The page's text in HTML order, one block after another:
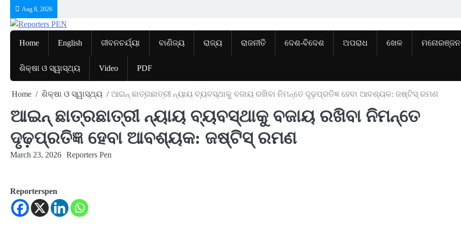
content
Aug 8, 2026
Home English ଜୀବନଚର୍ଯ୍ୟା ବାଣିଜ୍ୟ ରାଜ୍ୟ ରାଜନୀତି ଦେଶ-ବିଦେଶ ଅପରାଧ ଖେଳ ମନୋରଞ୍ଜନ
ଶିକ୍ଷା ଓ ସ୍ୱାସ୍ଥ୍ୟ Video PDF
Home ଶିକ୍ଷା ଓ ସ୍ୱାସ୍ଥ୍ୟ ଆଇନ୍ ଛାତ୍ରଛାତ୍ରୀ ନ୍ୟାୟ ବ୍ୟବସ୍ଥାକୁ ବଜାୟ ରଖିବା ନିମନ୍ତେ ଦୃଢ଼ପ୍ରତିଜ୍ଞ ହେବା ଆବଶ୍ୟକ: ଜଷ୍ଟିସ୍ ରମଣ
ଆଇନ୍ ଛାତ୍ରଛାତ୍ରୀ ନ୍ୟାୟ ବ୍ୟବସ୍ଥାକୁ ବଜାୟ ରଖିବା ନିମନ୍ତେ
ଦୃଢ଼ପ୍ରତିଜ୍ଞ ହେବା ଆବଶ୍ୟକ: ଜଷ୍ଟିସ୍ ରମଣ
March 23, 2026 Reporters Pen
Reporterspen